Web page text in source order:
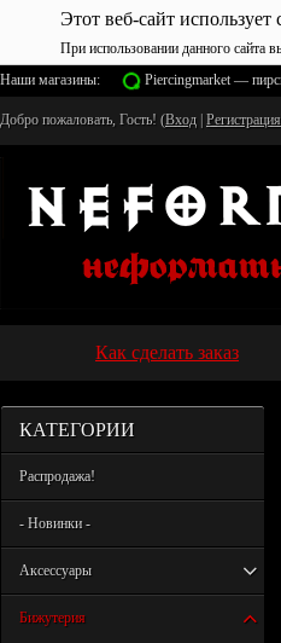
Этот веб-сайт
При использовании данного сайта
Наши магазины:
Piercingmarket —
Добро пожаловать, Гость! (Вход Регистрация
Как сделать заказ
КАТЕГОРИИ
Распродажа!
- Новинки -
Аксессуары
Бижутерия